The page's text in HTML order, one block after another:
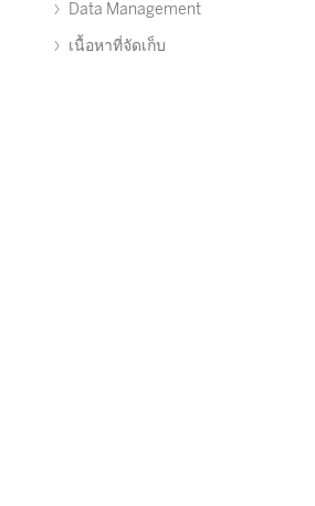
Data Management
เนื้อหาที่จัดเก็บ